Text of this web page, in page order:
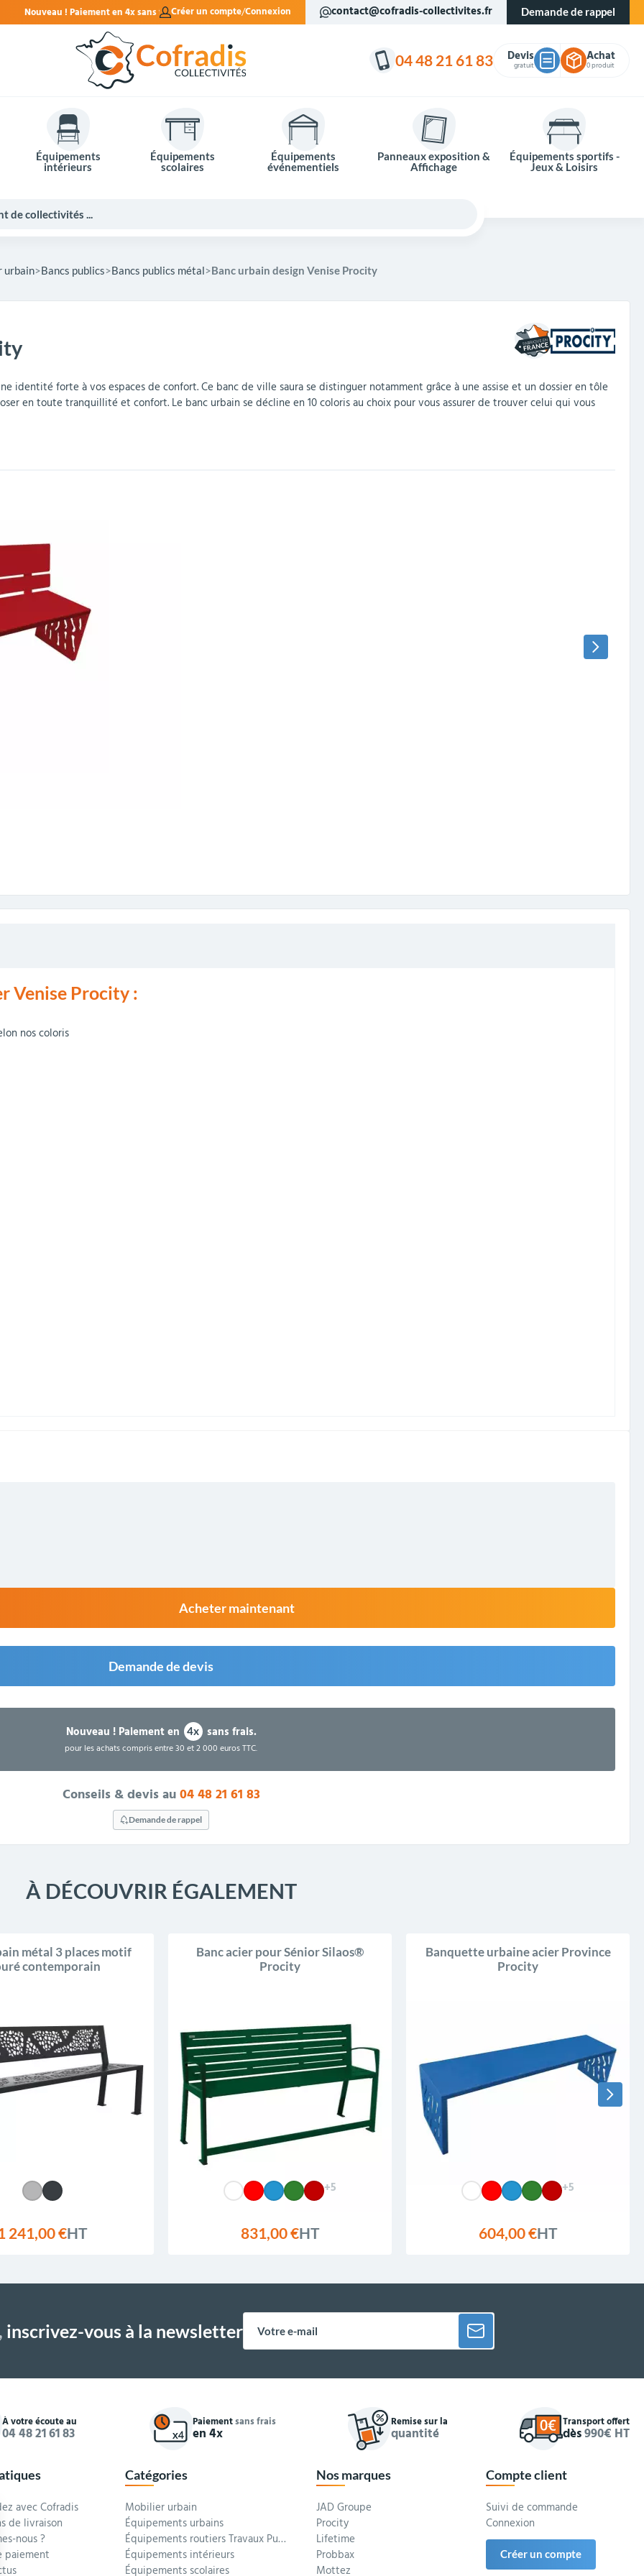
4x sans frais. Créer un compte Connexion contact@cofradis-collectivites.fr Demande de rappel
04 48 21 61 83 Devis
gratuit
Achat
0 produit
Équipements
intérieurs
Équipements
scolaires
Équipements
événementiels
Panneaux exposition &
Affichage
Équipements sportifs -
Jeux & Loisirs
urbain Bancs publics Bancs publics métal Banc urbain design Venise Procity
Acheter maintenant
Demande de devis
Nouveau !Paiement en 4x sans frais.
pour les achats compris entre 30 et 2 000 euros TTC.
Conseils & devis au04 48 21 61 83
Demande de rappel
identité forte à vos espaces de confort. Ce banc de ville saura se distinguer notamment grâce à une assise et un dossier en tôle
en toute tranquillité et confort. Le banc urbain se décline en 10 coloris au choix pour vous assurer de trouver celui qui vous
Venise Procity :
nos coloris
À DÉCOUVRIR ÉGALEMENT
métal 3 places motif
contemporain
241,00 €HT
Banc acier pour Sénior Silaos®
Procity
+5
831,00 €HT
Banquette urbaine acier Province
Procity
+5
604,00 €HT
inscrivez-vous à la newsletter
À votre écoute au
04 48 21 61 83
Paiementsans frais
en 4x
Remise sur la
quantité
Transport offert
dès990€ HT
avec Cofradis
de livraison
nous ?
paiement
Catégories
Mobilier urbain
Équipements urbains
Équipements routiers Travaux Publics
Équipements intérieurs
Équipements scolaires
Nos marques
JAD Groupe
Procity
Lifetime
Probbax
Mottez
Compte client
Suivi de commande
Connexion
Créer un compte